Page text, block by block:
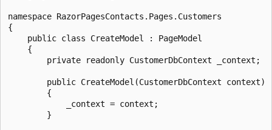
namespace RazorPagesContacts.Pages.Customers
{
    public class CreateModel : PageModel
    {
        private readonly CustomerDbContext _context;
        public CreateModel(CustomerDbContext context)
        {
            _context = context;
        }